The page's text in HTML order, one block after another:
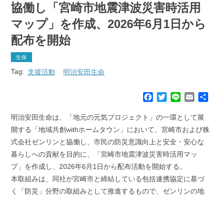
協働し「宮崎市地震津波災害時活用
マップ」を作成、2026年6月1日から
配布を開始
生保
Tag: 支援活動 明治安田生命
c
e
o
o
k
T
i
t
e
r
n
e
E
a
i
明治安田生命は、「地元の元気プロジェクト」の一環として展
開する「地域共創withホームタウン」において、宮崎市および株
式会社ゼンリンと協働し、市民の防災意識向上と安全・安心な
暮らしへの貢献を目的に、「宮崎市地震津波災害時活用マッ
プ」を作成し、2026年6月1日から配布活動を開始する。
本取組みは、同社が宮崎市と締結している包括連携協定に基づ
く「防災」分野の取組みとして推進するもので、ゼンリンの地